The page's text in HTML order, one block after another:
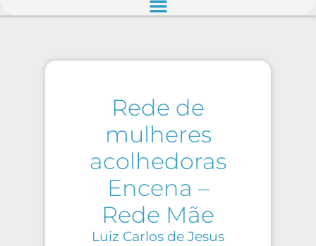
Rede de
mulheres
acolhedoras
Encena –
Rede Mãe
Luiz Carlos de Jesus